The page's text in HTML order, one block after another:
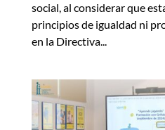
social, al considerar que
principios de igualdad ni
en la Directiva...